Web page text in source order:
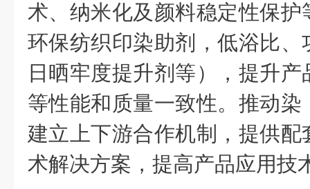
术、纳米化及颜料稳定性保
环保纺织印染助剂，低浴比
日晒牢度提升剂等），提升
等性能和质量一致性。推动
建立上下游合作机制，提供
术解决方案，提高产品应用技